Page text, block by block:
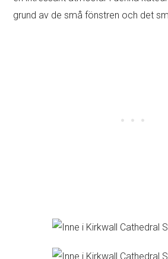
grund av de små fönstren och det